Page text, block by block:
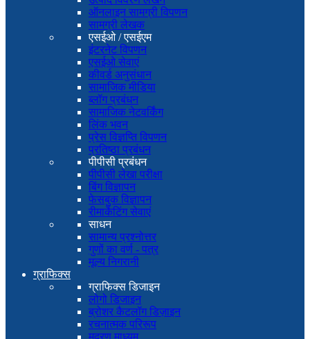
ऑनलाइन सामग्री विपणन
सामग्री लेखक
एसईओ / एसईएम
इंटरनेट विपणन
एसईओ सेवाएं
कीवर्ड अनुसंधान
सामाजिक मीडिया
ब्लॉग प्रबंधन
सामाजिक नेटवर्किंग
लिंक भवन
प्रेस विज्ञप्ति विपणन
प्रतिष्ठा प्रबंधन
पीपीसी प्रबंधन
पीपीसी लेखा परीक्षा
बिंग विज्ञापन
फेसबुक विज्ञापन
रीमार्केटिंग सेवाएं
साधन
सामान्य प्रश्नोत्तर
गुणों का वर्ण - पत्र
मूल्य निगरानी
ग्राफिक्स
ग्राफिक्स डिजाइन
लोगो डिजाइन
ब्रोशर कैटलॉग डिज़ाइन
रचनात्मक परिरूप
मुद्रण माध्यम